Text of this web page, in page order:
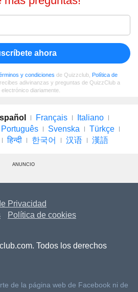
ahora
y condiciones de Quizzclub, Política de
adivinanzas y preguntas de QuizzClub a
diariamente.
Français
Italiano
Português Svenska
Türkçe
हिन्दी 한국어 汉语 漢語
ANUNCIO
Privacidad
Política de cookies
Todos los derechos
de la página web de Facebook ni de